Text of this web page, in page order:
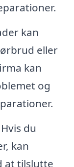
kan
eller
kan
og
Hvis du
kan
at tilslutte